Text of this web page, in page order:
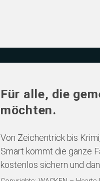
Für alle, die
möchten.
Von Zeichentrick bis
Smart kommt die ganze
kostenlos sichern und